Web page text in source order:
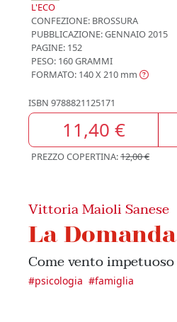
L'ECO
CONFEZIONE: BROSSURA
PUBBLICAZIONE:GENNAIO 2015
PAGINE: 152
PESO: 160 GRAMMI
FORMATO: 140 X 210 mm
ISBN 9788821125171
11,40 €
PREZZO COPERTINA:12,00 €
Vittoria Maioli Sanese
La Domanda
Come vento impetuoso
#psicologia #famiglia